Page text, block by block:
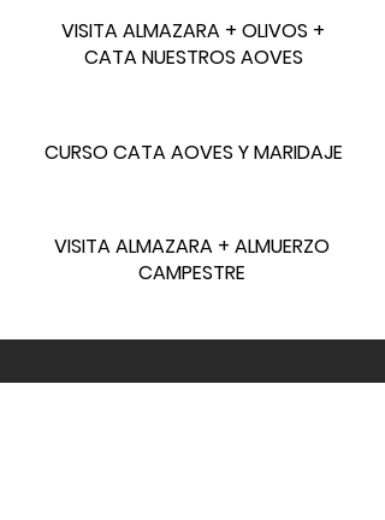
VISITA ALMAZARA + OLIVOS +
CATA NUESTROS AOVES
CURSO CATA AOVES Y MARIDAJE
VISITA ALMAZARA + ALMUERZO
CAMPESTRE